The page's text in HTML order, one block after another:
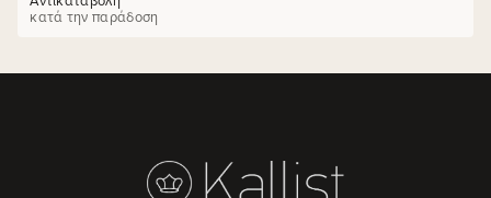
κατά την παράδοση